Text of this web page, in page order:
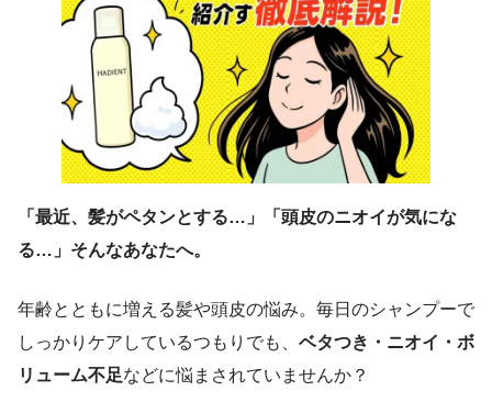
「最近、髪がペタンとする…」「頭皮のニオイが気にな
る…」そんなあなたへ。
年齢とともに増える髪や頭皮の悩み。毎日のシャンプーで
しっかりケアしているつもりでも、 ベタつき・ニオイ・ボ
リューム不足などに悩まされていませんか？